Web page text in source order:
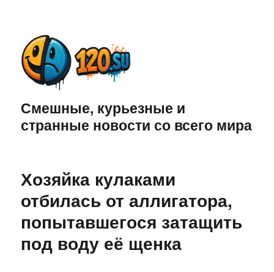
Смешные, курьезные и
странные новости со всего мира
Хозяйка кулаками
отбилась от аллигатора,
попытавшегося затащить
под воду её щенка